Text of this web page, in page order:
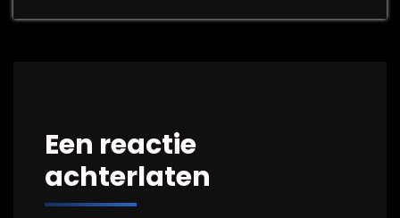
Een reactie
achterlaten